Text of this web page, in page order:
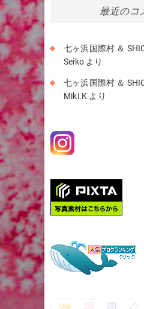
最近のコ
七ヶ浜国際村 ＆
Seiko より
七ヶ浜国際村 ＆
Miki.K より